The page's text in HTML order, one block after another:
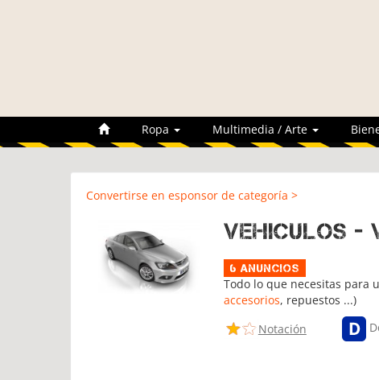
Ropa Multimedia / Arte
Convertirse en esponsor de categoría >
Vehiculos -
6 Anuncios
Todo lo que necesitas para
accesorios, repuestos ...)
Notación